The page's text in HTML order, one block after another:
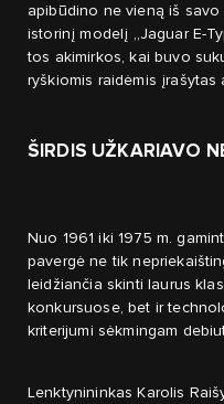
apibūdino ne vieną iš
istorinį modelį „Jaguar E-
tos akimirkos, kai buvo
ryškiomis raidėmis įrašytas
ŠIRDIS UŽKARIAVO
Nuo 1961 iki 1975 m.
pavergė ne tik
leidžiančia skinti laurus
konkursuose, bet ir
kriterijumi sėkmingam
Lenktynininkas Karolis